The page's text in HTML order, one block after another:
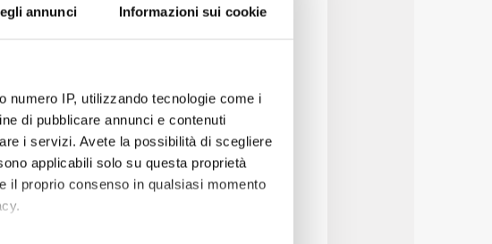
annunci Informazioni sui cookie
IP, utilizzando tecnologie come i
di pubblicare annunci e contenuti
i servizi. Avete la possibilità di scegliere
applicabili solo su questa proprietà
il proprio consenso in qualsiasi momento
di effettuare una vera e propria
può mettersi al riparo da questo